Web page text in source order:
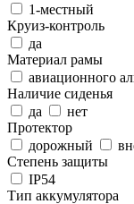
1-местный
Круиз-контроль
да
Материал рамы
авиационного
Наличие сиденья
да
нет
Протектор
дорожный
Степень защиты
IP54
Тип аккумулятора